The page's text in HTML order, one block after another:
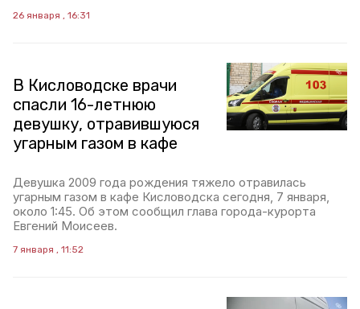
26 января , 16:31
В Кисловодске врачи
спасли 16-летнюю
девушку, отравившуюся
угарным газом в кафе
Девушка 2009 года рождения тяжело отравилась
угарным газом в кафе Кисловодска сегодня, 7 января,
около 1:45. Об этом сообщил глава города-курорта
Евгений Моисеев.
7 января , 11:52